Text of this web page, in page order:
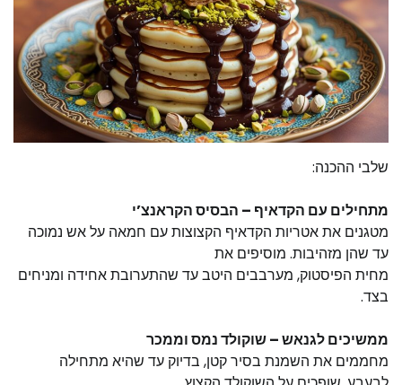
שלבי ההכנה:
מתחילים עם הקדאיף – הבסיס הקראנצ’י
מטגנים את אטריות הקדאיף הקצוצות עם חמאה על אש נמוכה
עד שהן מזהיבות. מוסיפים את
מחית הפיסטוק, מערבבים היטב עד שהתערובת אחידה ומניחים
בצד.
ממשיכים לגנאש – שוקולד נמס וממכר
מחממים את השמנת בסיר קטן, בדיוק עד שהיא מתחילה